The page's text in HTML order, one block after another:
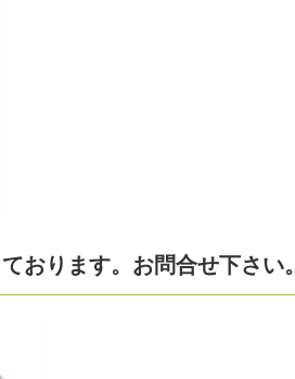
おります。お問合せ下さい。